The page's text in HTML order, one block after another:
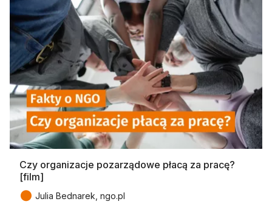
Czy organizacje pozarządowe płacą za pracę?
[film]
● Julia Bednarek, ngo.pl